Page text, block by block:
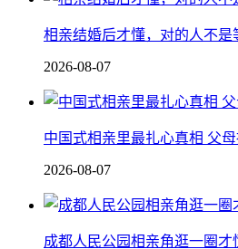
相亲结婚后才懂，对的人不是
2026-08-07
中国式相亲里最扎心真相 父
2026-08-07
成都人民公园相亲角逛一圈才